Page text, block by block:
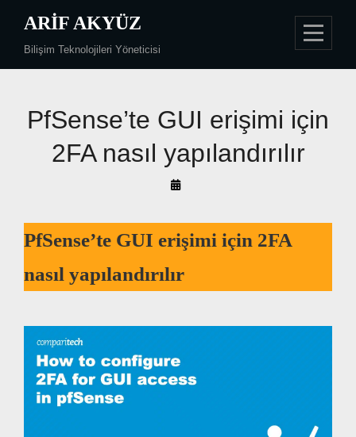
content
ARIF AKYÜZ
Bilişim Teknolojileri Yöneticisi
PfSense’te GUI erişimi için
2FA nasıl yapılandırılır
By
Akyüz
PfSense’te GUI erişimi için 2FA
nasıl yapılandırılır